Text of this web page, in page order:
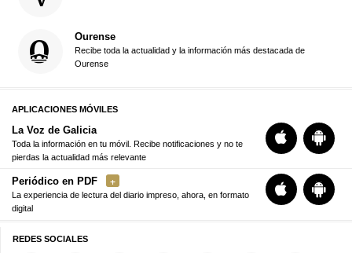
Ourense
Recibe toda la actualidad y la información más destacada de
Ourense
APLICACIONES MÓVILES
La Voz de Galicia
Toda la información en tu móvil. Recibe notificaciones y no te
pierdas la actualidad más relevante
Periódico en PDF
La experiencia de lectura del diario impreso, ahora, en formato
digital
REDES SOCIALES